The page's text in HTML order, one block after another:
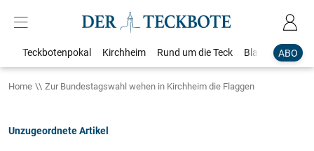
ABO
Teckbotenpokal Kirchheim Rund um die Teck Blaulicht
Home Zur Bundestagswahl wehen in Kirchheim die Flaggen
Unzugeordnete Artikel